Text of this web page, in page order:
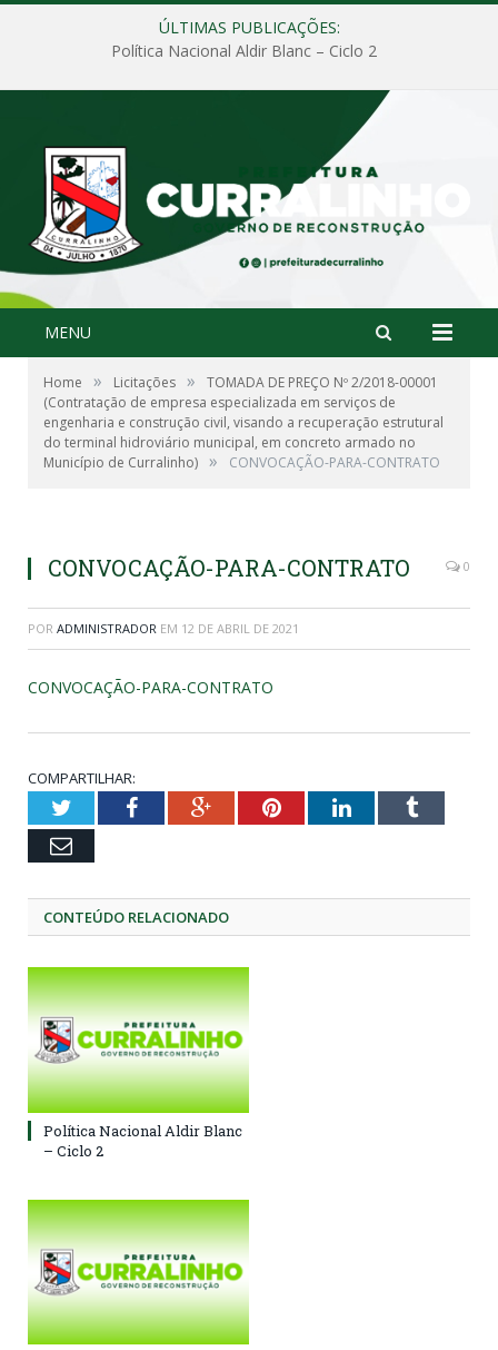
ÚLTIMAS PUBLICAÇÕES:
Política Nacional Aldir Blanc – Ciclo 2
MENU
Home » Licitações »
TOMADA DE PREÇO Nº 2/2018-00001
(Contratação de empresa especializada em serviços de
engenharia e construção civil, visando a recuperação estrutural
do terminal hidroviário municipal, em concreto armado no
Município de Curralinho) » CONVOCAÇÃO-PARA-CONTRATO
CONVOCAÇÃO-PARA-CONTRATO 0
POR ADMINISTRADOR EM 12 DE ABRIL DE 2021
CONVOCAÇÃO-PARA-CONTRATO
COMPARTILHAR:
TwitterFacebookGoogle+PinterestLinkedInTumblr
Email
CONTEÚDO RELACIONADO
Política Nacional Aldir Blanc
– Ciclo 2